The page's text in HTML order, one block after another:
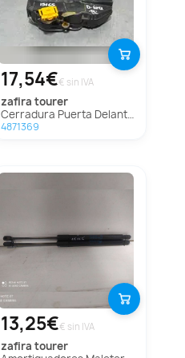
17,54€€ sin IVA
zafira tourer
Cerradura Puerta Delantera Izquierda Para Opel Zafira Tourer
4871369
13,25€€ sin IVA
zafira tourer